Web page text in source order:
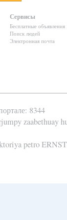
Сервисы
Бесплатные объявления
Поиск людей
Электронная почта
8344
zaabethuay
petro